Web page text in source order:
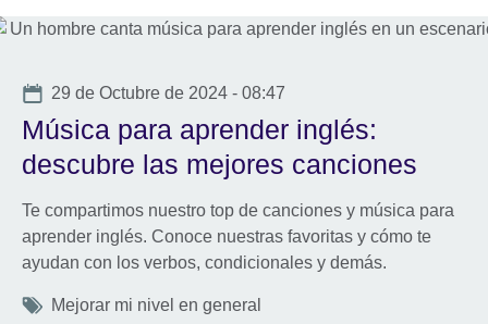
Date
29 de Octubre de 2024 - 08:47
Música para aprender inglés:
descubre las mejores canciones
Te compartimos nuestro top de canciones y música para
aprender inglés. Conoce nuestras favoritas y cómo te
ayudan con los verbos, condicionales y demás.
Tags
Mejorar mi nivel en general